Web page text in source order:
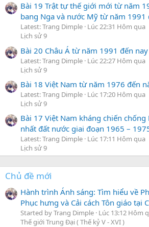
Bài 19 Trật tự thế giới mới từ năm
bang Nga và nước Mỹ từ năm 1991
Latest: Trang Dimple Lúc 22:31 Hôm qua
Lịch sử 9
Bài 20 Châu Á từ năm 1991 đến nay
Latest: Trang Dimple Lúc 22:27 Hôm qua
Lịch sử 9
Bài 18 Việt Nam từ năm 1976 đến
Latest: Trang Dimple Lúc 17:20 Hôm qua
Lịch sử 9
Bài 17 Việt Nam kháng chiến
nhất đất nước giai đoạn 1965 –
Latest: Trang Dimple Lúc 17:11 Hôm qua
Lịch sử 9
Chủ đề mới
Hành trình Ánh sáng: Tìm hiểu về
Phục hưng và Cải cách Tôn giáo tại
Started by Trang Dimple Lúc 13:12 Hôm
Thế giới Trung Đại ( Thế kỷ V - XVI )